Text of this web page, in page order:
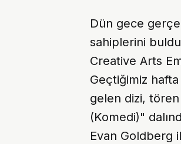
Dün gece
sahiplerini
Creative Arts
Geçtiğimiz
gelen dizi,
(Komedi)"
Evan Goldberg